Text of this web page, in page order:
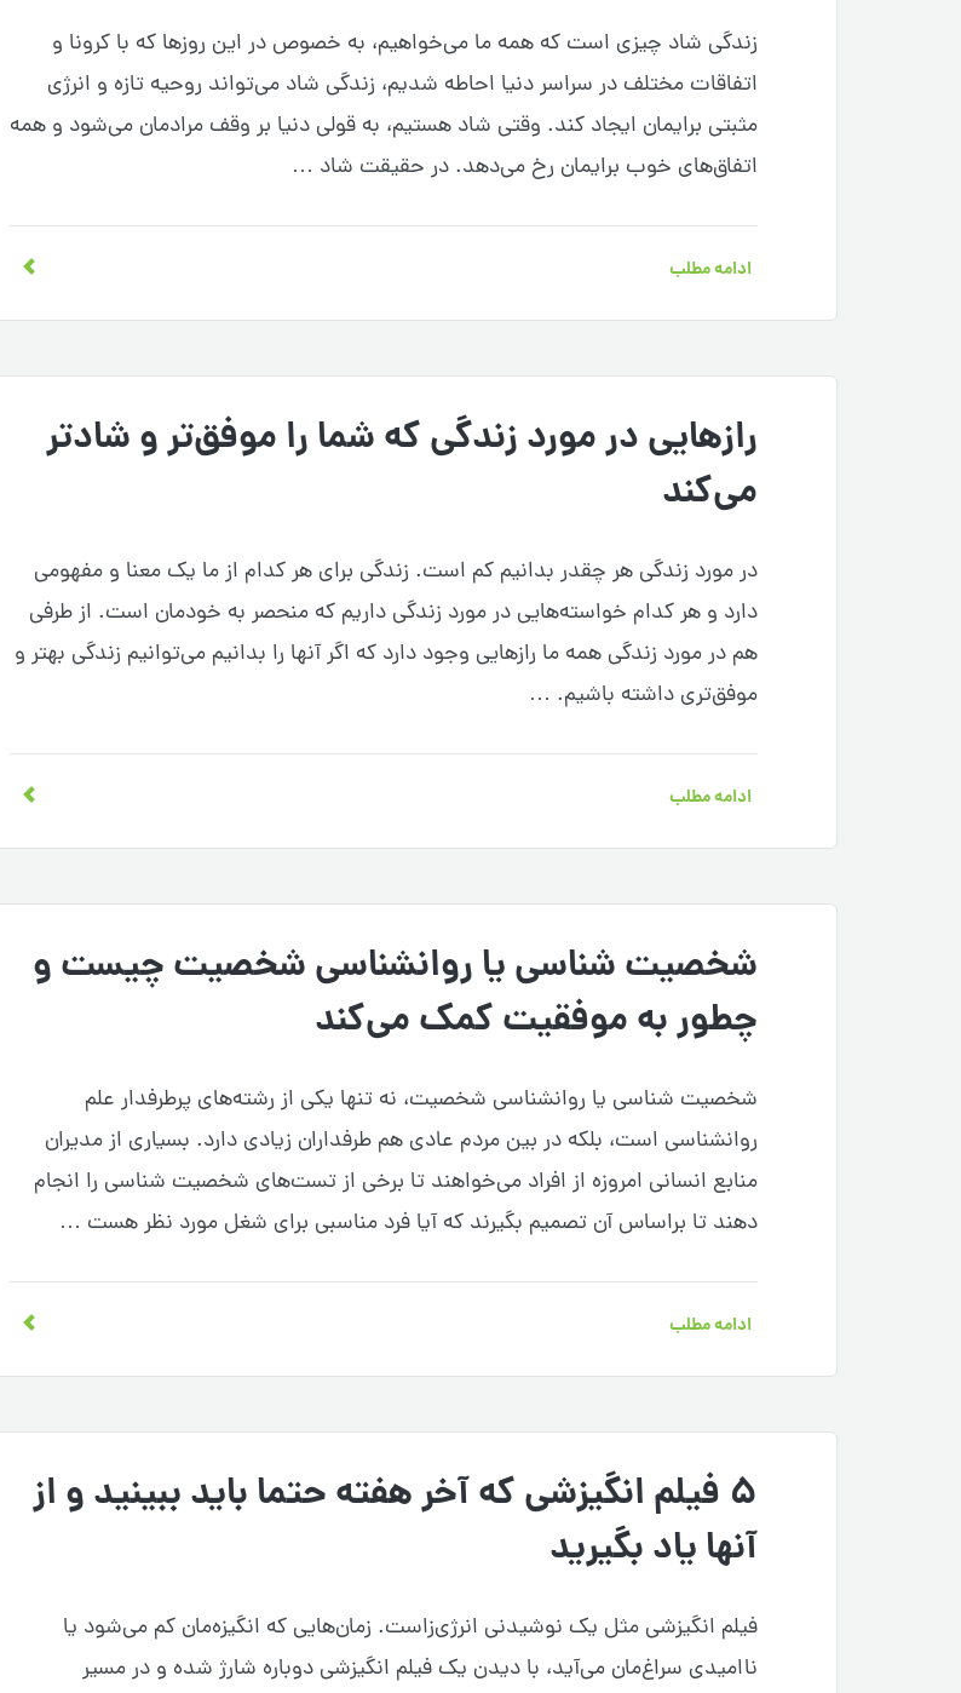
زندگی شاد چیزی است که همه ما می‌خواهیم، به خصوص در این روزها که با کرونا و
اتفاقات مختلف در سراسر دنیا احاطه شدیم، زندگی شاد می‌تواند روحیه تازه و انرژی
مثبتی برایمان ایجاد کند. وقتی شاد هستیم، به قولی دنیا بر وقف مرادمان می‌شود و همه
اتفاق‌های خوب برایمان رخ می‌دهد. در حقیقت شاد …
ادامه مطلب
رازهایی در مورد زندگی که شما را موفق‌تر و شادتر
می‌کند
در مورد زندگی هر چقدر بدانیم کم است. زندگی برای هر کدام از ما یک معنا و مفهومی
دارد و هر کدام خواسته‌هایی در مورد زندگی داریم که منحصر به خودمان است. از طرفی
هم در مورد زندگی همه ما رازهایی وجود دارد که اگر آنها را بدانیم می‌توانیم زندگی بهتر و
موفق‌تری داشته باشیم. …
ادامه مطلب
شخصیت شناسی یا روانشناسی شخصیت چیست و
چطور به موفقیت کمک می‌کند
شخصیت شناسی یا روانشناسی شخصیت، نه تنها یکی از رشته‌های پرطرفدار علم
روانشناسی است، بلکه در بین مردم عادی هم طرفداران زیادی دارد. بسیاری از مدیران
منابع انسانی امروزه از افراد می‌خواهند تا برخی از تست‌های شخصیت شناسی را انجام
دهند تا براساس آن تصمیم بگیرند که آیا فرد مناسبی برای شغل مورد نظر هست …
ادامه مطلب
۵ فیلم انگیزشی که آخر هفته حتما باید ببینید و از
آنها یاد بگیرید
فیلم انگیزشی مثل یک نوشیدنی انرژی‌زاست. زمان‌هایی که انگیزه‌مان کم می‌شود یا
ناامیدی سراغ‌مان می‌آید، با دیدن یک فیلم انگیزشی دوباره شارژ شده و در مسیر